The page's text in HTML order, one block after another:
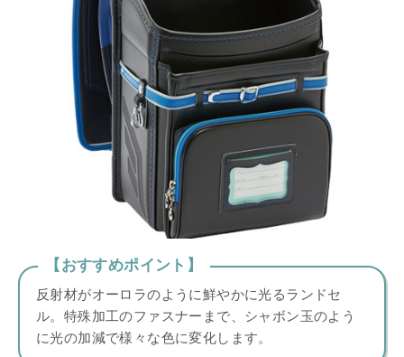
【おすすめポイント】
反射材がオーロラのように鮮やかに光るランドセ
ル。特殊加工のファスナーまで、シャボン玉のよう
に光の加減で様々な色に変化します。